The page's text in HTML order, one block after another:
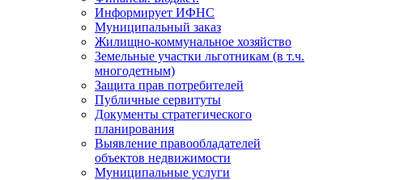
Информирует ИФНС
Муниципальный заказ
Жилищно-коммунальное хозяйство
Земельные участки льготникам (в т.ч.
многодетным)
Защита прав потребителей
Публичные сервитуты
Документы стратегического
планирования
Выявление правообладателей
объектов недвижимости
Муниципальные услуги